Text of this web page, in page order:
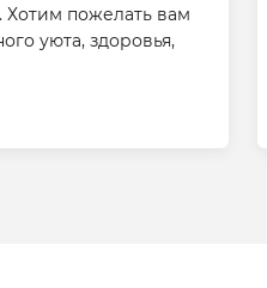
Хотим пожелать вам
уюта, здоровья,